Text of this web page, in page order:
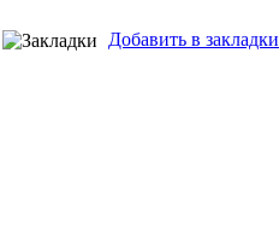
Добавить в закладки